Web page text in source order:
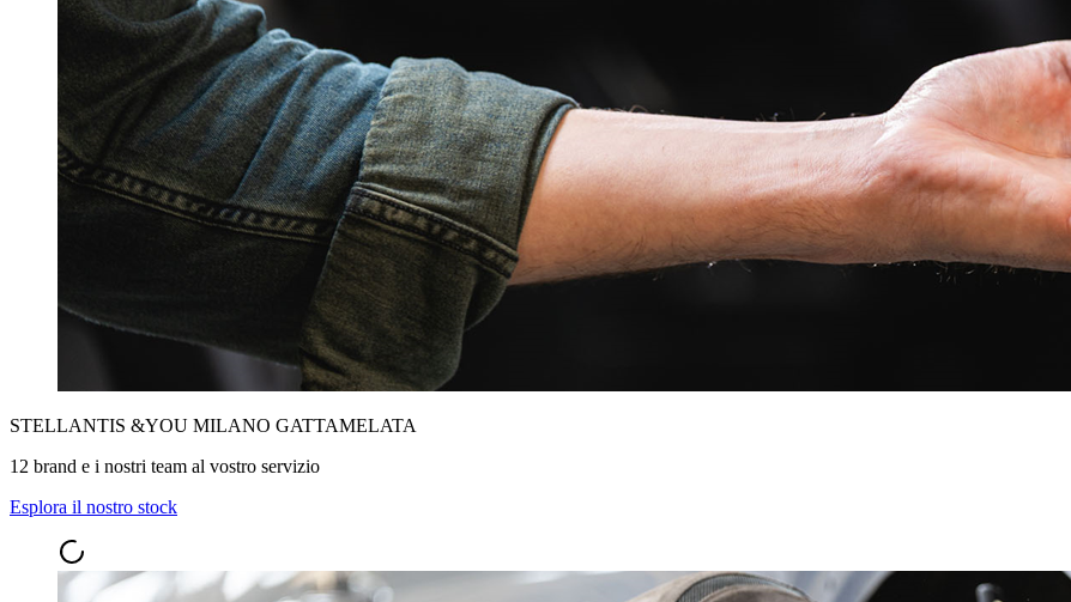
STELLANTIS &YOU MILANO GATTAMELATA
12 brand e i nostri team al vostro servizio
Esplora il nostro stock